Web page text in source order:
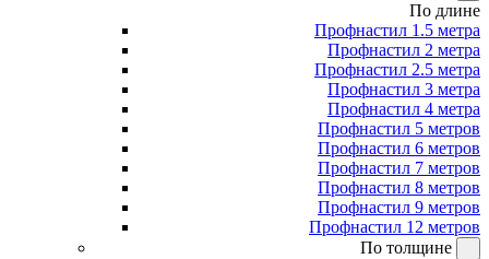
По длине
Профнастил 1.5 метра
Профнастил 2 метра
Профнастил 2.5 метра
Профнастил 3 метра
Профнастил 4 метра
Профнастил 5 метров
Профнастил 6 метров
Профнастил 7 метров
Профнастил 8 метров
Профнастил 9 метров
Профнастил 12 метров
По толщине